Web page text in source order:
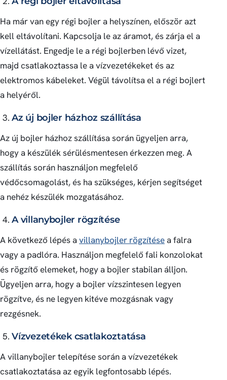
Ha már van egy régi bojler a helyszínen, először azt
kell eltávolítani. Kapcsolja le az áramot, és zárja el a
vízellátást. Engedje le a régi bojlerben lévő vizet,
majd csatlakoztassa le a vízvezetékeket és az
elektromos kábeleket. Végül távolítsa el a régi bojlert
a helyéről.
Az új bojler házhoz szállítása
Az új bojler házhoz szállítása során ügyeljen arra,
hogy a készülék sérülésmentesen érkezzen meg. A
szállítás során használjon megfelelő
védőcsomagolást, és ha szükséges, kérjen segítséget
a nehéz készülék mozgatásához.
A villanybojler rögzítése
A következő lépés avillanybojler rögzítésea falra
vagy a padlóra. Használjon megfelelő fali konzolokat
és rögzítő elemeket, hogy a bojler stabilan álljon.
Ügyeljen arra, hogy a bojler vízszintesen legyen
rögzítve, és ne legyen kitéve mozgásnak vagy
rezgésnek.
Vízvezetékek csatlakoztatása
A villanybojler telepítése során a vízvezetékek
csatlakoztatása az egyik legfontosabb lépés.